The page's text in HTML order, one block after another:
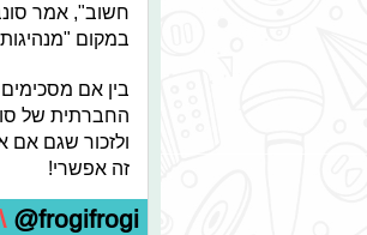
במקום
בין אם
החברתית של
ולזכור שגם אם
זה אפשרי!
@frogifrogi